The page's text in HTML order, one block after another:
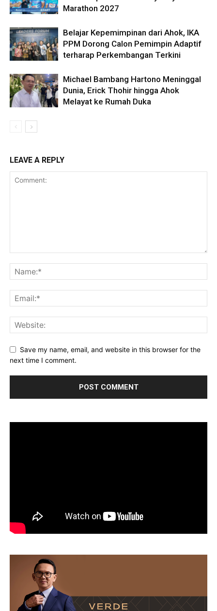
Marathon 2027
Belajar Kepemimpinan dari Ahok, IKA
PPM Dorong Calon Pemimpin Adaptif
terharap Perkembangan Terkini
Michael Bambang Hartono Meninggal
Dunia, Erick Thohir hingga Ahok
Melayat ke Rumah Duka
LEAVE A REPLY
Save my name, email, and website in this browser for the
next time I comment.